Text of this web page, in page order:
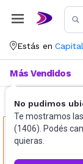
Estás en
No pudimos
Te mostramos
(1406). Podés
quieras.
Más Vendidos
Lavado
Este